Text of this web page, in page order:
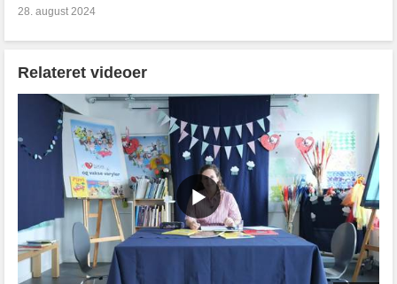
28. august 2024
Relateret videoer